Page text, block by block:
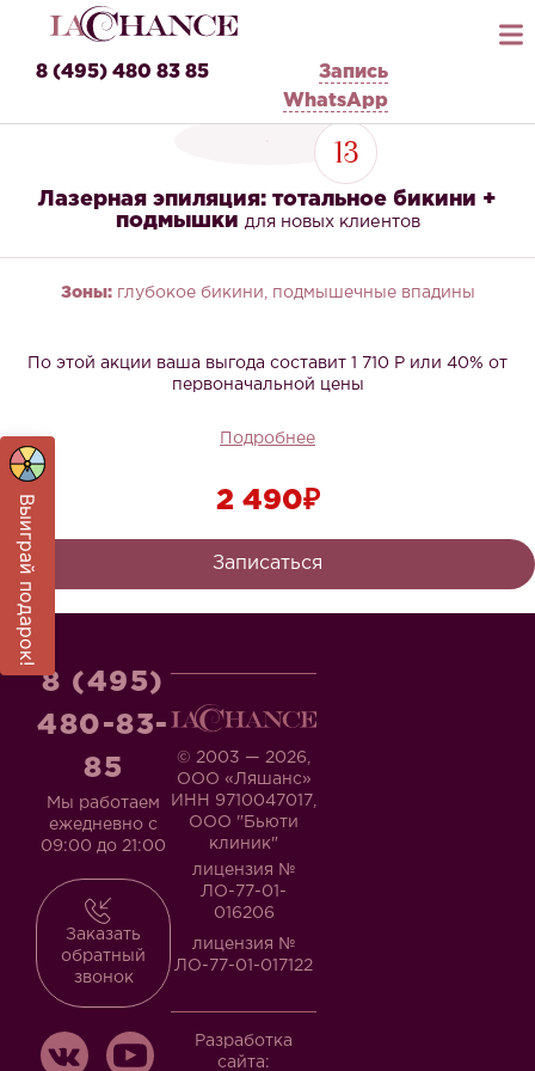
8 (495) 480 83 85
Запись
WhatsApp
13
Лазерная эпиляция: тотальное бикини +
подмышки для новых клиентов
Зоны:глубокое бикини, подмышечные впадины
По этой акции ваша выгода составит 1 710 Р или 40% от
первоначальной цены
Подробнее
2 490₽
Записаться
© 2003 — 2026,
ООО «Ляшанс»
ИНН 9710047017,
ООО "Бьюти
клиник"
лицензия №
ЛО-77-01-
016206
лицензия №
ЛО-77-01-017122
Разработка
сайта:
8 (495)
480-83-
85
Мы работаем
ежедневно с
09:00 до 21:00
Заказать
обратный
звонок
Выиграй подарок!